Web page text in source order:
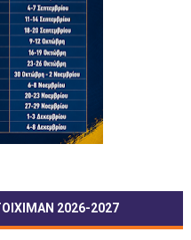
2026-2027